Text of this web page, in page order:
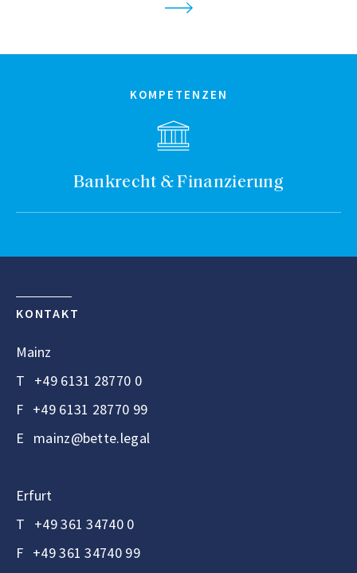
KOMPETENZEN
Bankrecht & Finanzierung
KONTAKT
Mainz
T +49 6131 28770 0
F +49 6131 28770 99
E mainz@bette.legal
Erfurt
T +49 361 34740 0
F +49 361 34740 99